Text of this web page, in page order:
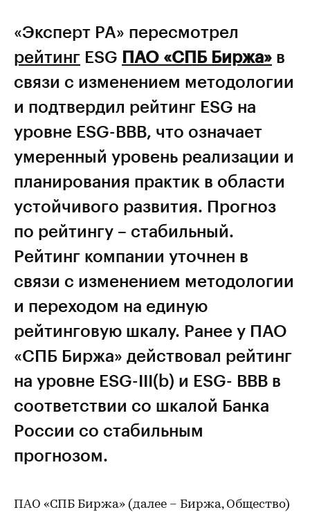
«Эксперт РА» пересмотрел
рейтинг ESG ПАО «СПБ Биржа» в
связи с изменением методологии
и подтвердил рейтинг ESG на
уровне ESG-ВВВ, что означает
умеренный уровень реализации и
планирования практик в области
устойчивого развития. Прогноз
по рейтингу – стабильный.
Рейтинг компании уточнен в
связи с изменением методологии
и переходом на единую
рейтинговую шкалу. Ранее у ПАО
«СПБ Биржа» действовал рейтинг
на уровне ESG-III(b) и ESG- ВВВ в
соответствии со шкалой Банка
России со стабильным
прогнозом.
ПАО «СПБ Биржа» (далее – Биржа, Общество)